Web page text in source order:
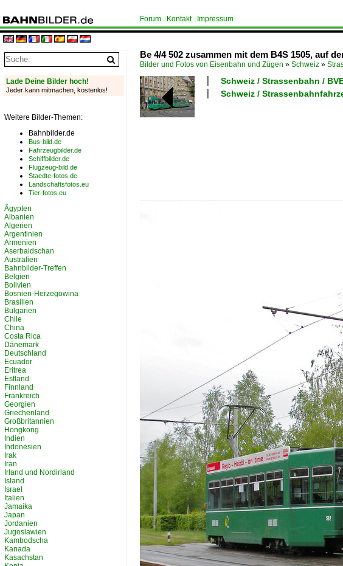
Forum Kontakt Impressum
Be 4/4 502 zusammen mit dem B4S 1505, auf
Bilder und Fotos von Eisenbahn und Zügen » Schweiz »
Schweiz / Strassenbahn /
Schweiz /
Lade Deine Bilder hoch!
Jeder kann mitmachen, kostenlos!
Weitere Bilder-Themen:
Bahnbilder.de
Bus-bild.de
Fahrzeugbilder.de
Schiffbilder.de
Flugzeug-bild.de
Staedte-fotos.de
Landschaftsfotos.eu
Tier-fotos.eu
Ägypten
Albanien
Algerien
Argentinien
Armenien
Aserbaidschan
Australien
Bahnbilder-Treffen
Belgien
Bolivien
Bosnien-Herzegowina
Brasilien
Bulgarien
Chile
China
Costa Rica
Dänemark
Deutschland
Ecuador
Eritrea
Estland
Finnland
Frankreich
Georgien
Griechenland
Großbritannien
Hongkong
Indien
Indonesien
Irak
Iran
Irland und Nordirland
Island
Israel
Italien
Jamaika
Japan
Jordanien
Jugoslawien
Kambodscha
Kanada
Kasachstan